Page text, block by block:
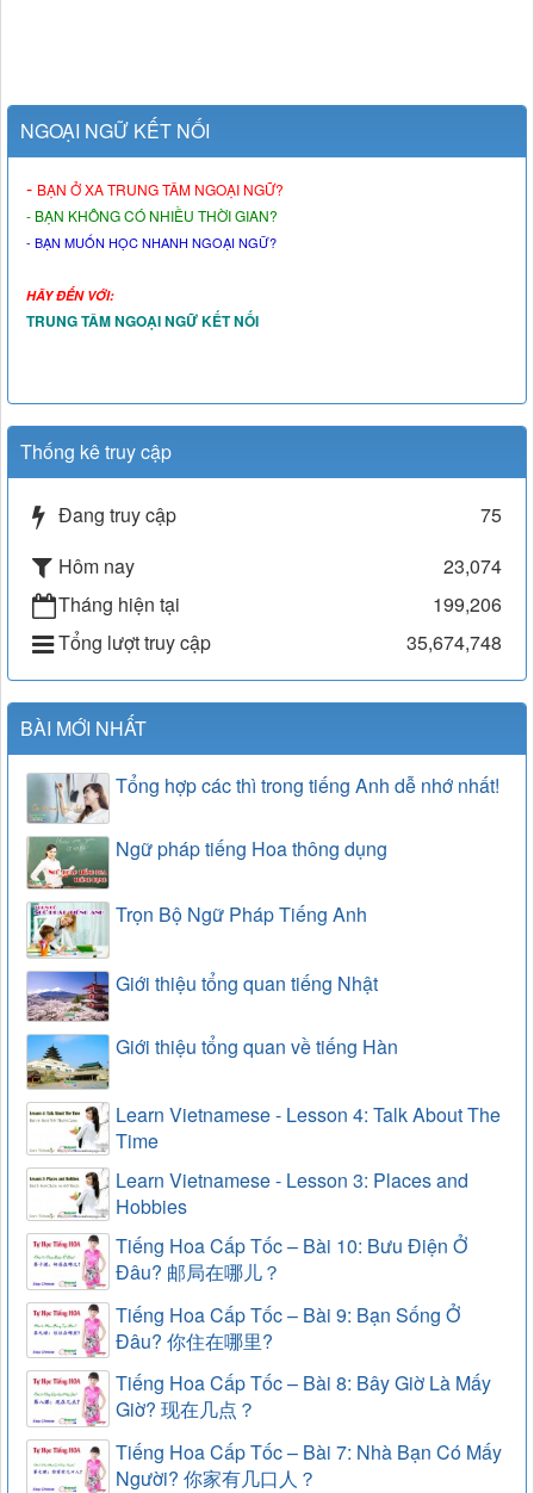
NGOẠI NGỮ KẾT NỐI
- BẠN Ở XA TRUNG TÂM NGOẠI NGỮ?
- BẠN KHÔNG CÓ NHIỀU THỜI GIAN?
- BẠN MUỐN HỌC NHANH NGOẠI NGỮ?
HÃY ĐẾN VỚI:
TRUNG TÂM NGOẠI NGỮ KẾT NỐI
Thống kê truy cập
Đang truy cập
75
Hôm nay
23,074
Tháng hiện tại
199,206
Tổng lượt truy cập
35,674,748
BÀI MỚI NHẤT
Tổng hợp các thì trong tiếng Anh dễ nhớ nhất!
Ngữ pháp tiếng Hoa thông dụng
Trọn Bộ Ngữ Pháp Tiếng Anh
Giới thiệu tổng quan tiếng Nhật
Giới thiệu tổng quan về tiếng Hàn
Learn Vietnamese - Lesson 4: Talk About The
Time
Learn Vietnamese - Lesson 3: Places and
Hobbies
Tiếng Hoa Cấp Tốc – Bài 10: Bưu Điện Ở
Đâu? 邮局在哪儿？
Tiếng Hoa Cấp Tốc – Bài 9: Bạn Sống Ở
Đâu? 你住在哪里?
Tiếng Hoa Cấp Tốc – Bài 8: Bây Giờ Là Mấy
Giờ? 现在几点？
Tiếng Hoa Cấp Tốc – Bài 7: Nhà Bạn Có Mấy
Người? 你家有几口人？